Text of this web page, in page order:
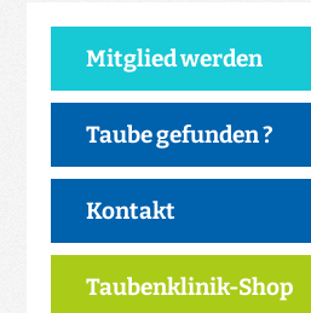
Mitglied werden
Taube gefunden ?
Kontakt
Taubenklinik-Shop